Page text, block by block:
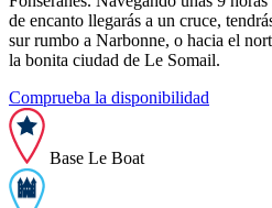
de encanto llegarás a un cruce,
sur rumbo a Narbonne, o hacia el
la bonita ciudad de Le Somail.
Comprueba la disponibilidad
Base Le Boat